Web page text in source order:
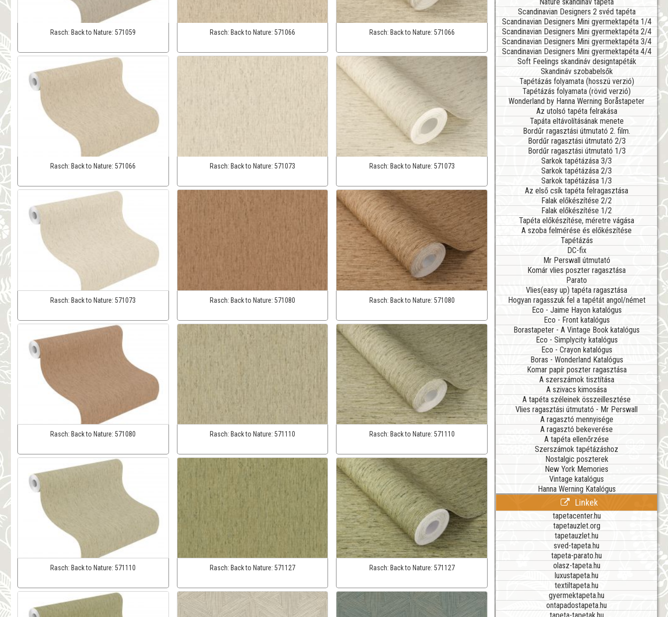
Rasch: Back to Nature:571059 Rasch: Back to Nature: 571066 Rasch: Back to Nature: 571066
Rasch: Back to Nature:571066 Rasch: Back to Nature: 571073 Rasch: Back to Nature: 571073
Rasch:Back to Nature:571073 Rasch: Back to Nature: 571080 Rasch: Back to Nature: 571080
Rasch: Back to Nature:571080 Rasch: Back to Nature: 571110 Rasch: Back to Nature: 571110
Rasch: Back to Nature:571110 Rasch: Back to Nature: 571127 Rasch: Back to Nature: 571127
Scandinavian Designers 2 svéd tapéta
Scandinavian Designers Mini gyermektapéta 1/4
Scandinavian Designers Mini gyermektapéta 2/4
Scandinavian Designers Mini gyermektapéta 3/4
Scandinavian Designers Mini gyermektapéta 4/4
Soft Feelings skandináv designtapéták
Skandináv szobabelsők
Tapétázás folyamata (hosszú verzió)
Tapétázás folyamata (rövid verzió)
Wonderland by Hanna Werning Boråstapeter
Az utolsó tapéta felrakása
Tapáta eltávolításának menete
Bordűr ragasztási útmutató 2. film.
Bordűr ragasztási útmutató 2/3
Bordűr ragasztási útmutató 1/3
Sarkok tapétázása 3/3
Sarkok tapétázása 2/3
Sarkok tapétázása 1/3
Az első csík tapéta felragasztása
Falak előkészítése 2/2
Falak előkészítése 1/2
Tapéta előkészítése, méretre vágása
A szoba felmérése és előkészítése
Tapétázás
DC-fix
Mr Perswall útmutató
Komár vlies poszter ragasztása
Parato
Vlies(easy up) tapéta ragasztása
Hogyan ragasszuk fel a tapétát angol/német
Eco - Jaime Hayon katalógus
Eco - Front katalógus
Borastapeter - A Vintage Book katalógus
Eco - Simplycity katalógus
Eco - Crayon katalógus
Boras - Wonderland Katalógus
Komar papír poszter ragasztása
A szerszámok tisztítása
A szivacs kimosása
A tapéta széleinek összeillesztése
Vlies ragasztási útmutató - Mr Perswall
A ragasztó mennyisége
A ragasztó bekeverése
A tapéta ellenőrzése
Szerszámok tapétázáshoz
Nostalgic poszterek
New York Memories
Vintage katalógus
Hanna Werning Katalógus
Linkek
tapetacenter.hu
tapetauzlet.org
tapetauzlet.hu
sved-tapeta.hu
tapeta-parato.hu
olasz-tapeta.hu
luxustapeta.hu
textiltapeta.hu
gyermektapeta.hu
ontapadostapeta.hu
tapeta-tapetak.hu